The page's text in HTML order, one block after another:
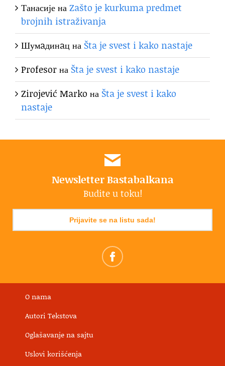
ТанасијенаZašto je kurkuma predmet
brojnih istraživanja
Шумaдинaцна Šta je svest i kako nastaje
Profesorна Šta je svest i kako nastaje
Zirojević Marko на Šta je svest i kako
nastaje
Newsletter Bastabalkana
Budite u toku!
Prijavite se na listu sada!
O nama
Autori Tekstova
Oglašavanje na sajtu
Uslovi korišćenja